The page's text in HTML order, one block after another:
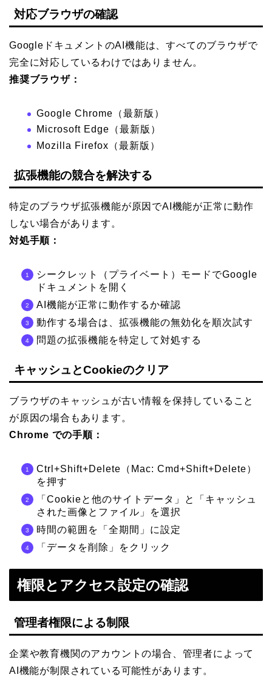
対応ブラウザの確認
GoogleドキュメントのAI機能は、すべてのブラウザで
完全に対応しているわけではありません。
推奨ブラウザ：
Google Chrome（最新版）
Microsoft Edge（最新版）
Mozilla Firefox（最新版）
拡張機能の競合を解決する
特定のブラウザ拡張機能が原因でAI機能が正常に動作
しない場合があります。
対処手順：
シークレット（プライベート）モードでGoogle
ドキュメントを開く
AI機能が正常に動作するか確認
動作する場合は、拡張機能の無効化を順次試す
問題の拡張機能を特定して対処する
キャッシュとCookieのクリア
ブラウザのキャッシュが古い情報を保持していること
が原因の場合もあります。
Chrome での手順：
Ctrl+Shift+Delete（Mac: Cmd+Shift+Delete）
を押す
「Cookieと他のサイトデータ」と「キャッシュ
された画像とファイル」を選択
時間の範囲を「全期間」に設定
「データを削除」をクリック
権限とアクセス設定の確認
管理者権限による制限
企業や教育機関のアカウントの場合、管理者によって
AI機能が制限されている可能性があります。